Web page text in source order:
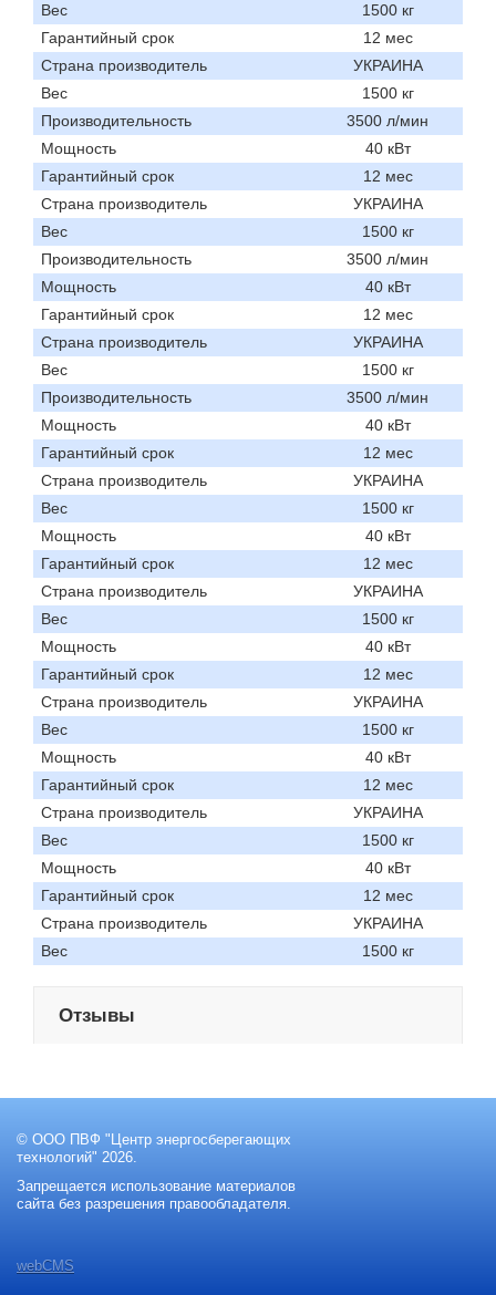
Вес
1500 кг
Гарантийный срок
12 мес
Страна производитель
УКРАИНА
Вес
1500 кг
Производительность
3500 л/мин
Мощность
40 кВт
Гарантийный срок
12 мес
Страна производитель
УКРАИНА
Вес
1500 кг
Производительность
3500 л/мин
Мощность
40 кВт
Гарантийный срок
12 мес
Страна производитель
УКРАИНА
Вес
1500 кг
Производительность
3500 л/мин
Мощность
40 кВт
Гарантийный срок
12 мес
Страна производитель
УКРАИНА
Вес
1500 кг
Мощность
40 кВт
Гарантийный срок
12 мес
Страна производитель
УКРАИНА
Вес
1500 кг
Мощность
40 кВт
Гарантийный срок
12 мес
Страна производитель
УКРАИНА
Вес
1500 кг
Мощность
40 кВт
Гарантийный срок
12 мес
Страна производитель
УКРАИНА
Вес
1500 кг
Мощность
40 кВт
Гарантийный срок
12 мес
Страна производитель
УКРАИНА
Вес
1500 кг
Отзывы
© ООО ПВФ "Центр энергосберегающих
технологий" 2026.
Запрещается использование материалов
сайта без разрешения правообладателя.
webCMS